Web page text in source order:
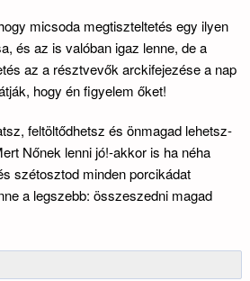
micsoda megtiszteltetés egy ilyen
és az is valóban igaz lenne, de a
az a résztvevők arckifejezése a nap
hogy én figyelem őket!
feltöltődhetsz és önmagad lehetsz-
Nőnek lenni jó!-akkor is ha néha
szétosztod minden porcikádat
a legszebb: összeszedni magad